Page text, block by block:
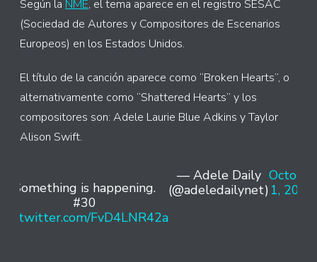
Según la NME, el tema aparece en el registro SESAC
(Sociedad de Autores y Compositores de Escenarios
Europeos) en los Estados Unidos.
El título de la canción aparece como “Broken Hearts”, o
alternativamente como “Shattered Hearts” y los
compositores son: Adele Laurie Blue Adkins y Taylor
Alison Swift.
Something is happening.
#30
pic.twitter.com/FvD4LNR42a
— Adele Daily
(@adeledailynet)
October
1, 2021